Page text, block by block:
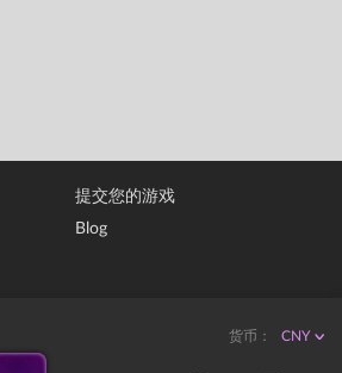
提交您的游戏
Blog
货币：